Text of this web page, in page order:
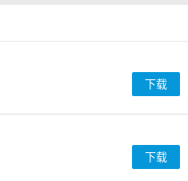
下载
下载